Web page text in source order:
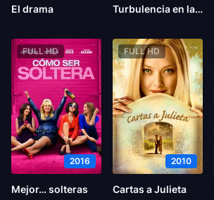
El drama Turbulencia en la oficina
FULL HD
2016
Mejor… solteras
FULL HD
2010
Cartas a Julieta